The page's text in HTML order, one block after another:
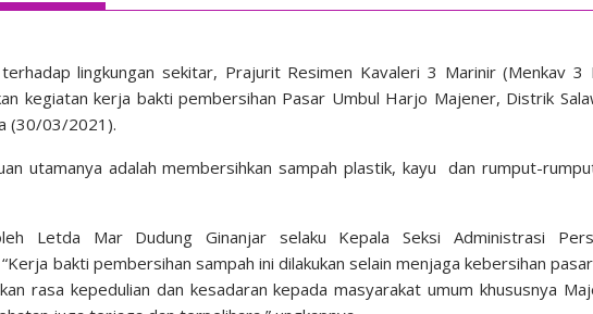
lingkungan sekitar, Prajurit Resimen Kavaleri 3 Marinir (Menkav 3
kegiatan kerja bakti pembersihan Pasar Umbul Harjo Majener, Distrik
(30/03/2021).
utamanya adalah membersihkan sampah plastik, kayu dan rumput-
Letda Mar Dudung Ginanjar selaku Kepala Seksi Administrasi
bakti pembersihan sampah ini dilakukan selain menjaga kebersihan
rasa kepedulian dan kesadaran kepada masyarakat umum khususnya